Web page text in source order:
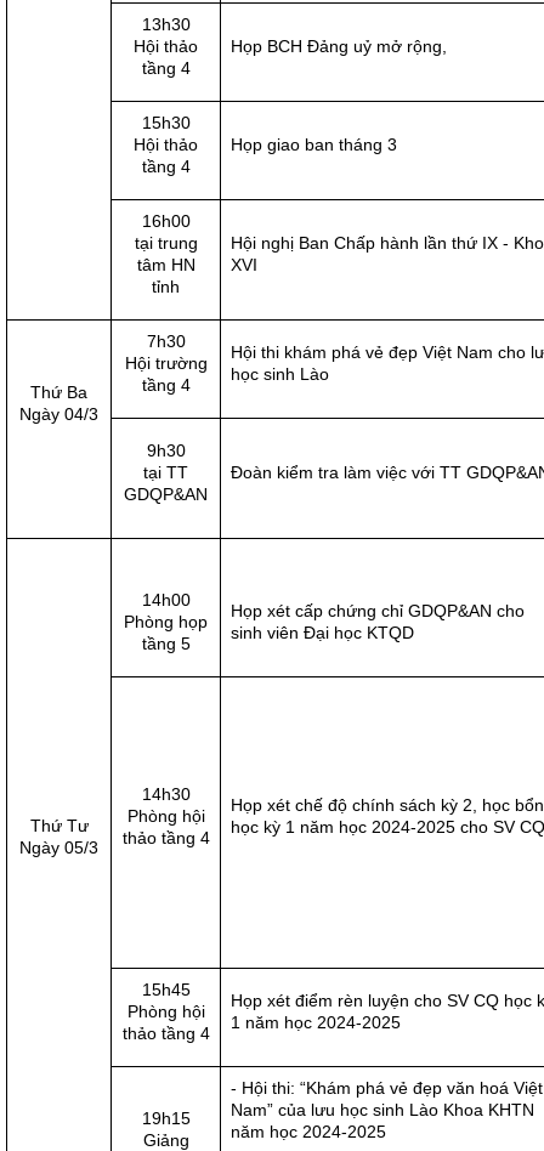
13h30
Hội thảo
tầng 4
Họp BCH Đảng uỷ mở rộng,
15h30
Hội thảo
tầng 4
Họp giao ban tháng 3
16h00
tại trung
tâm HN
tỉnh
Hội nghị Ban Chấp hành lần thứ IX -
XVI
Thứ Ba
Ngày 04/3
7h30
Hội trường
tầng 4
Hội thi khám phá vẻ đẹp Việt Nam cho
học sinh Lào
9h30
tại TT
GDQP&AN
Đoàn kiểm tra làm việc với TT
Thứ Tư
Ngày 05/3
14h00
Phòng họp
tầng 5
Họp xét cấp chứng chỉ GDQP&AN cho
sinh viên Đại học KTQD
14h30
Phòng hội
thảo tầng 4
Họp xét chế độ chính sách kỳ 2, học
học kỳ 1 năm học 2024-2025 cho SV CQ
15h45
Phòng hội
thảo tầng 4
Họp xét điểm rèn luyện cho SV CQ học
1 năm học 2024-2025
19h15
Giảng
- Hội thi: “Khám phá vẻ đẹp văn hoá Việt
Nam” của lưu học sinh Lào Khoa KHTN
năm học 2024-2025